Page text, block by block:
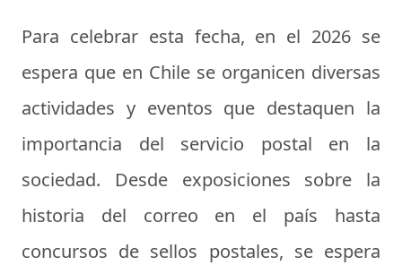
Para celebrar esta fecha, en el 2026 se
espera que en Chile se organicen diversas
actividades y eventos que destaquen la
importancia del servicio postal en la
sociedad. Desde exposiciones sobre la
historia del correo en el país hasta
concursos de sellos postales, se espera